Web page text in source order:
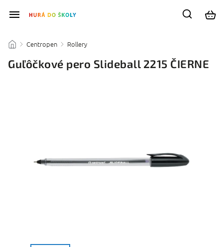
/ Centropen / Rollery
Guľôčkové pero Slideball 2215 ČIERNE